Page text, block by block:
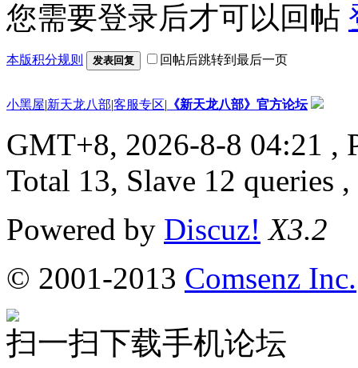
您需要登录后才可以回帖
本版积分规则 发表回复 回帖后跳转到最后一页
小黑屋|新天龙八部|客服专区| 《新天龙八部》官方论坛
GMT+8, 2026-8-8 04:21 ,
Total 13, Slave 12 queries
Powered by Discuz! X3.2
© 2001-2013 Comsenz Inc.
扫一扫下载手机论坛